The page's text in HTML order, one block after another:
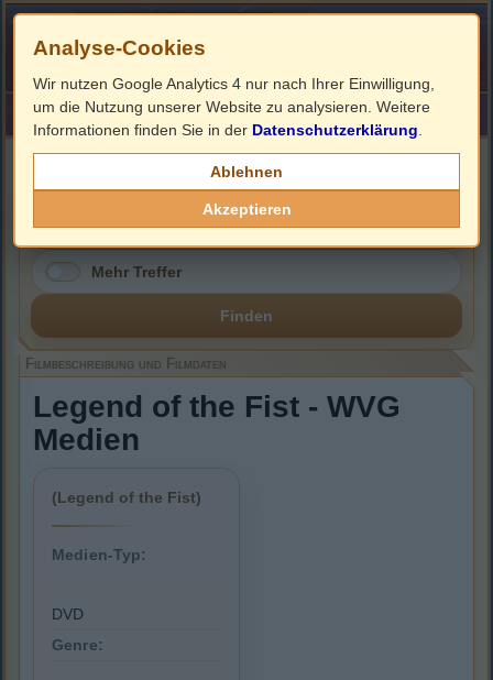
HOME ImpressumLinks
Filmbeschreibung, Cover & DVD Infos
Mehr Treffer
Finden
Filmbeschreibung und Filmdaten
Legend of the Fist - WVG
Medien
(Legend of the Fist)
Medien-Typ:
DVD
Genre:
Analyse-Cookies
Wir nutzen Google Analytics 4 nur nach Ihrer Einwilligung,
um die Nutzung unserer Website zu analysieren. Weitere
Informationen finden Sie in der Datenschutzerklärung
Ablehnen
Akzeptieren